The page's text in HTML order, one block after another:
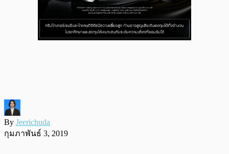
By Jeerichuda
กุมภาพันธ์ 3, 2019